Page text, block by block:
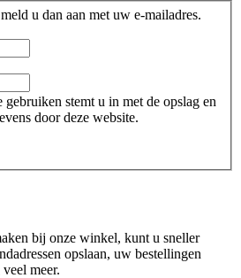
u dan aan met uw e-mailadres.
stemt u in met de opslag en
door deze website.
bij onze winkel, kunt u sneller
opslaan, uw bestellingen
meer.